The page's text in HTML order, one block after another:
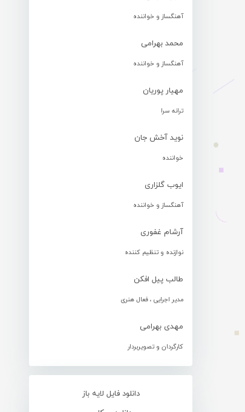
آهنگساز و خواننده
محمد بهرامی
آهنگساز و خواننده
مهیار پوریان
ترانه سرا
نوید آخش جان
خواننده
ایوب گلزاری
آهنگساز و خواننده
آرشام غفوری
نوازنده و تنظیم کننده
طالب پیل افکن
مدیر اجرایی ، فعال هنری
مهدی بهرامی
کارگردان و تصویربردار
دانلود فایل لایه باز